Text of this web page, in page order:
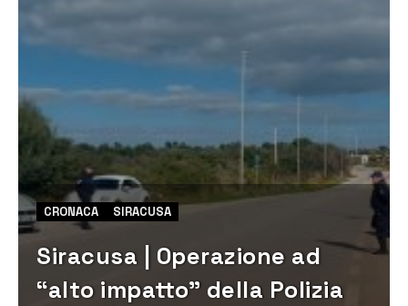
CRONACA SIRACUSA
Siracusa | Operazione ad
“alto impatto” della Polizia